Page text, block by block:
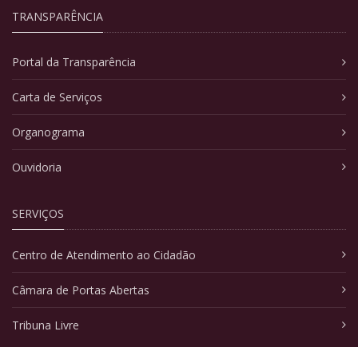
TRANSPARÊNCIA
Portal da Transparência
Carta de Serviços
Organograma
Ouvidoria
SERVIÇOS
Centro de Atendimento ao Cidadão
Câmara de Portas Abertas
Tribuna Livre